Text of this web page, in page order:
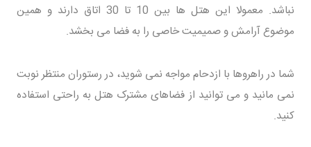
نباشد. معمولا این هتل ها بین 10 تا 30 اتاق دارند و همین
موضوع آرامش و صمیمیت خاصی را به فضا می بخشد.
شما در راهروها با ازدحام مواجه نمی شوید، در رستوران منتظر نوبت
نمی مانید و می توانید از فضاهای مشترک هتل به راحتی استفاده
کنید.